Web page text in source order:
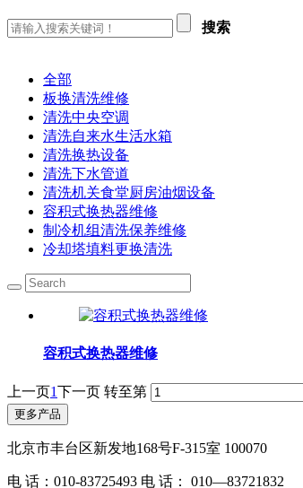
搜索
全部
板换清洗维修
清洗中央空调
清洗自来水生活水箱
清洗换热设备
清洗下水管道
清洗机关食堂厨房油烟设备
容积式换热器维修
制冷机组清洗保养维修
冷却塔填料更换清洗
容积式换热器维修
上一页1下一页 转至第
更多产品
北京市丰台区新发地168号F-315室 100070
电 话：010-83725493 电 话： 010—83721832